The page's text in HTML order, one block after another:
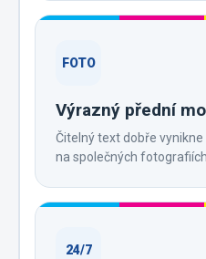
FOTO
Výrazný přední
Čitelný text dobře
na společných
24/7